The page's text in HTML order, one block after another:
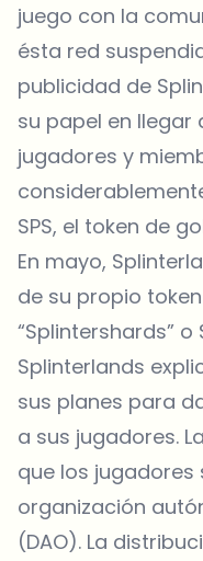
juego con la
ésta red
publicidad de
su papel en llegar
jugadores y
SPS, el token de
En mayo,
de su propio
“Splintershards” o
Splinterlands
sus planes para
a sus jugadores.
que los
organización
(DAO). La